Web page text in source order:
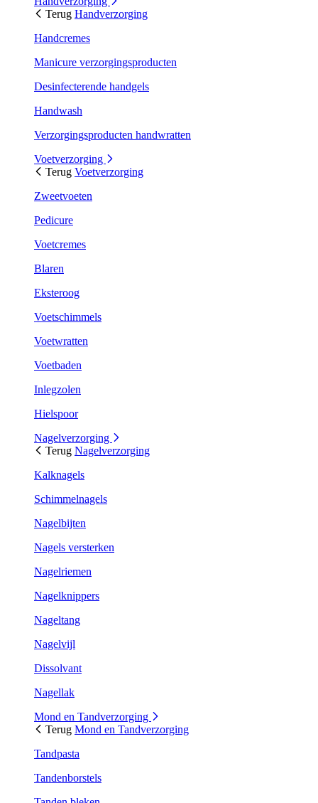
Terug Handverzorging
Handcremes
Manicure verzorgingsproducten
Desinfecterende handgels
Handwash
Verzorgingsproducten handwratten
Voetverzorging
Terug Voetverzorging
Zweetvoeten
Pedicure
Voetcremes
Blaren
Eksteroog
Voetschimmels
Voetwratten
Voetbaden
Inlegzolen
Hielspoor
Nagelverzorging
Terug Nagelverzorging
Kalknagels
Schimmelnagels
Nagelbijten
Nagels versterken
Nagelriemen
Nagelknippers
Nageltang
Nagelvijl
Dissolvant
Nagellak
Mond en Tandverzorging
Terug Mond en Tandverzorging
Tandpasta
Tandenborstels